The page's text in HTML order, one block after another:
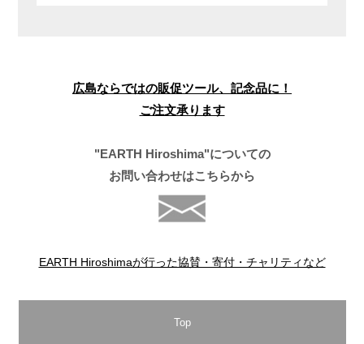
広島ならではの販促ツール、記念品に！
ご注文承ります
"EARTH Hiroshima"についての
お問い合わせはこちらから
EARTH Hiroshimaが行った協賛・寄付・チャリティなど
Top